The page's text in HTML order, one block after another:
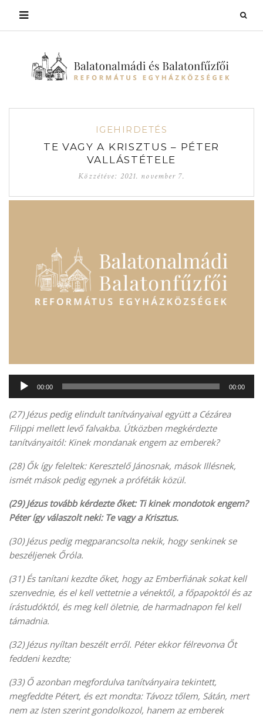
IGEHIRDETÉS
TE VAGY A KRISZTUS – PÉTER
VALLÁSTÉTELE
Közzétéve: 2021. november 7.
Audió
00:00 00:00
(27) Jézus pedig elindult tanítványaival együtt a Cézárea
Filippi mellett levő falvakba. Útközben megkérdezte
tanítványaitól: Kinek mondanak engem az emberek?
(28) Ők így feleltek: Keresztelő Jánosnak, mások Illésnek,
ismét mások pedig egynek a próféták közül.
(29) Jézus tovább kérdezte őket: Ti kinek mondotok engem?
Péter így válaszolt neki: Te vagy a Krisztus.
(30) Jézus pedig megparancsolta nekik, hogy senkinek se
beszéljenek Őróla.
(31) És tanítani kezdte őket, hogy az Emberfiának sokat kell
szenvednie, és el kell vettetnie a vénektől, a főpapoktól és az
írástudóktól, és meg kell öletnie, de harmadnapon fel kell
támadnia.
(32) Jézus nyíltan beszélt erről. Péter ekkor félrevonva Őt
feddeni kezdte;
(33) Ő azonban megfordulva tanítványaira tekintett,
megfeddte Pétert, és ezt mondta: Távozz tőlem, Sátán, mert
nem az Isten szerint gondolkozol, hanem az emberek